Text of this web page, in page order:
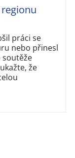
práci se
nebo přinesl
soutěže
že